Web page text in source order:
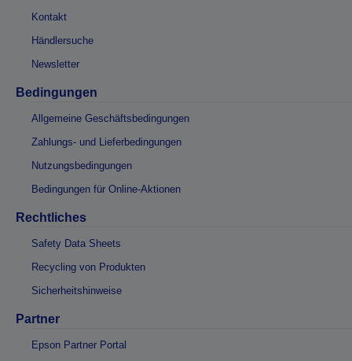
Kontakt
Händlersuche
Newsletter
Bedingungen
Allgemeine Geschäftsbedingungen
Zahlungs- und Lieferbedingungen
Nutzungsbedingungen
Bedingungen für Online-Aktionen
Rechtliches
Safety Data Sheets
Recycling von Produkten
Sicherheitshinweise
Partner
Epson Partner Portal